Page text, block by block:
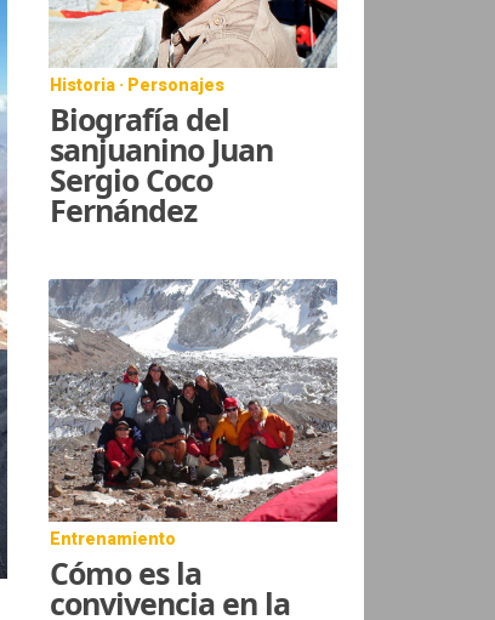
Historia · Personajes
Biografía del
sanjuanino Juan
Sergio Coco
Fernández
Entrenamiento
Cómo es la
convivencia en la